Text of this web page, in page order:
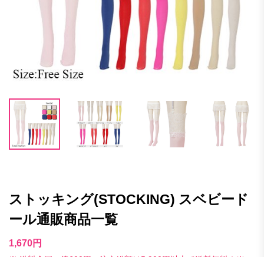
ストッキング(STOCKING) スベビード
ール通販商品一覧
1,670円